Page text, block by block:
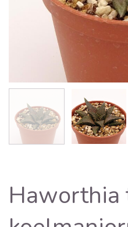
Haworthia